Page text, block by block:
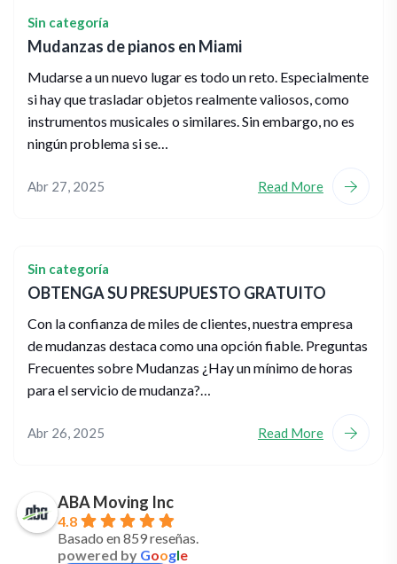
Sin categoría
Mudanzas de pianos en Miami
Mudarse a un nuevo lugar es todo un reto. Especialmente
si hay que trasladar objetos realmente valiosos, como
instrumentos musicales o similares. Sin embargo, no es
ningún problema si se…
Abr 27, 2025 Read More
Sin categoría
OBTENGA SU PRESUPUESTO GRATUITO
Con la confianza de miles de clientes, nuestra empresa
de mudanzas destaca como una opción fiable. Preguntas
Frecuentes sobre Mudanzas ¿Hay un mínimo de horas
para el servicio de mudanza?…
Abr 26, 2025 Read More
ABA Moving Inc
4.8
Basado en 859 reseñas.
powered by Google